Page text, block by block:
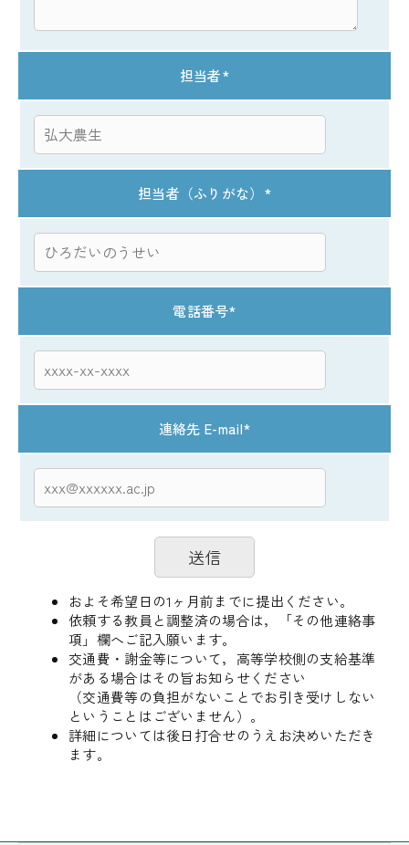
担当者*
担当者（ふりがな） *
電話番号*
連絡先 E-mail*
およそ希望日の1ヶ月前までに提出ください。
依頼する教員と調整済の場合は，「その他連絡事
項」欄へご記入願います。
交通費・謝金等について，高等学校側の支給基準
がある場合はその旨お知らせください
（交通費等の負担がないことでお引き受けしない
ということはございません）。
詳細については後日打合せのうえお決めいただき
ます。